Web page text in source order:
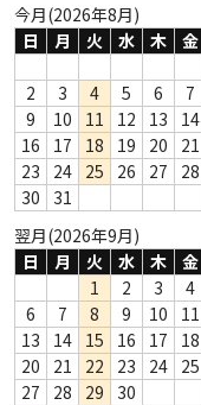
今月(2026年8月)
日
月 火 水 木 金
2
3 4 5 6 7
9
10 11 12 13 14
16
17 18 19 20 21
23
24 25 26 27 28
30
31
翌月(2026年9月)
日
月 火 水 木 金
1
2 3 4
6
7 8 9 10 11
13
14 15 16 17 18
20
21 22 23 24 25
27
28 29
30